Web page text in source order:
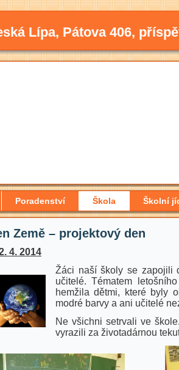
Lípa, Pátova 406,
Poradenství Škola Školní
Země – projektový den
4. 2014
Žáci naší školy se zapojili
učitelé. Tématem
hemžila dětmi, které byly
modré barvy a ani učitelé
Ne všichni setrvali ve
vyrazili za životadárnou